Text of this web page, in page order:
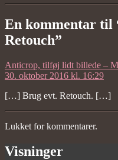
En kommentar til
Retouch”
Anticrop, tilføj lidt billede –
30. oktober 2016 kl. 16:29
[…] Brug evt. Retouch. […]
Lukket for kommentarer.
Visninger